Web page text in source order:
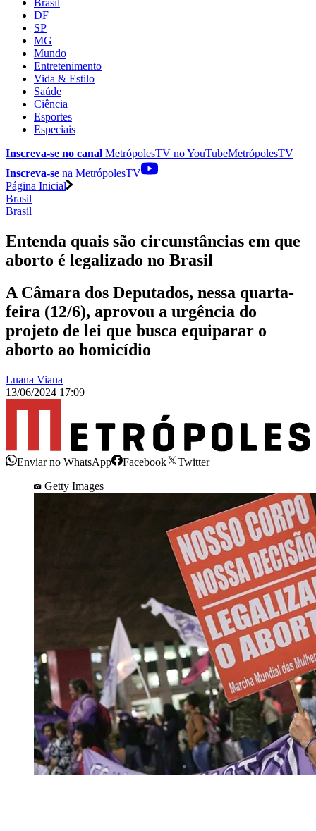
DF
SP
MG
Mundo
Entretenimento
Vida & Estilo
Saúde
Ciência
Esportes
Especiais
Inscreva-se no canal MetrópolesTV noYouTubeMetrópolesTV
Inscreva-se na MetrópolesTV
Página Inicial
Brasil
Brasil
Entenda quais são circunstâncias em que
aborto é legalizado no Brasil
A Câmara dos Deputados, nessa quarta-
feira (12/6), aprovou a urgência do
projeto de lei que busca equiparar o
aborto ao homicídio
Luana Viana
13/06/2024 17:09
Enviar no WhatsApp Facebook
Twitter
Getty Images